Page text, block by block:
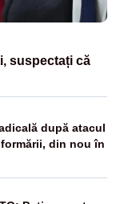
suspectați că
după atacul
din nou în